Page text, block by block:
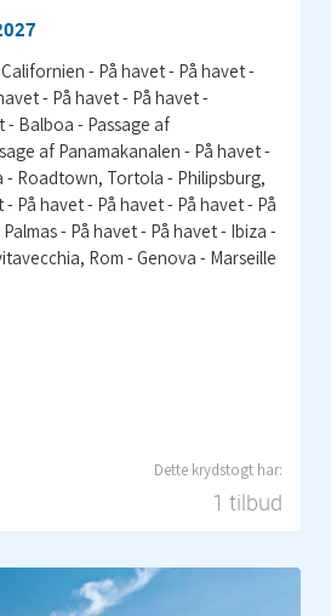
- På havet - På havet -
- På havet - På havet -
- Balboa - Passage af
af Panamakanalen - På havet -
- Roadtown, Tortola - Philipsburg,
På havet - På havet - På havet - På
- På havet - På havet - Ibiza -
Rom - Genova - Marseille
1 tilbud